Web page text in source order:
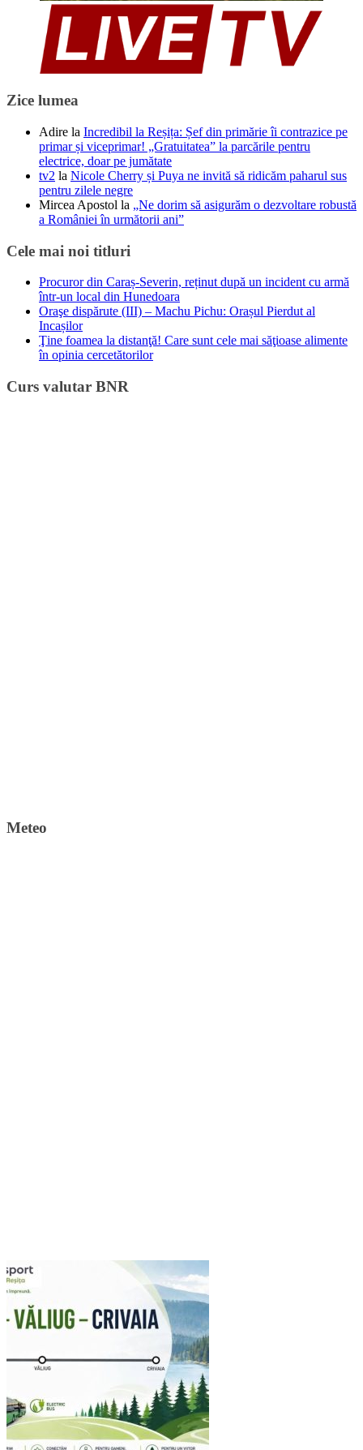
Zice lumea
Adire la Incredibil la Reșița: Șef din primărie îi contrazice pe
primar și viceprimar! „Gratuitatea” la parcările pentru
electrice, doar pe jumătate
tv2 la Nicole Cherry și Puya ne invită să ridicăm paharul sus
pentru zilele negre
Mircea Apostol la „Ne dorim să asigurăm o dezvoltare robustă
a României în următorii ani”
Cele mai noi titluri
Procuror din Caraș-Severin, reținut după un incident cu armă
într-un local din Hunedoara
Oraşe dispărute (III) – Machu Pichu: Orașul Pierdut al
Incașilor
Ţine foamea la distanţă! Care sunt cele mai săţioase alimente
în opinia cercetătorilor
Curs valutar BNR
Meteo